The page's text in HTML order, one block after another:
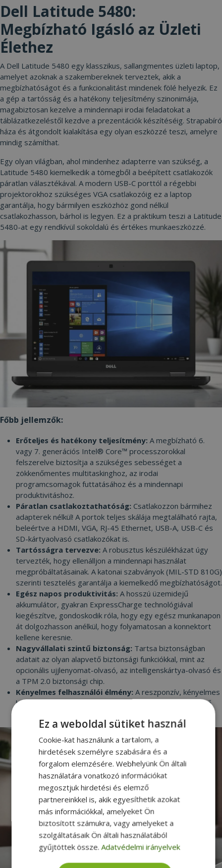
Dell Latitude 5480:
Megbízható Igásló az Üzleti
Élethez
A Dell Latitude 5480 egy klasszikus, sallangmentes üzleti laptop,
amelyet azoknak a szakembereknek terveztek, akik a
megbízhatóságot és a funkcionalitást mindenek fölé helyezik. Ez
a gép a tartósság és a hatékony teljesítmény szinonimája,
magabiztosan kezelve a mindennapi irodai feladatokat a
táblázatkezeléstől kezdve a prezentációk készítéséig. Strapabíró
háza és átgondolt kialakítása egy olyan eszközzé teszi, amelyre
mindig számíthat.
Egy olyan világban, ahol mindenhez adapterre van szükség, a
Latitude 5480 kiemelkedik a tömegből a beépített csatlakozók
páratlan választékával. A modern USB-C porttól a régebbi
projektorokhoz szükséges VGA csatlakozóig ez a laptop
garantálja, hogy bármilyen eszközhöz gond nélkül
csatlakozhasson, bárhol is legyen. Ez a praktikum teszi a Latitude
5480-at egy rendkívül sokoldalú és értékes munkaeszközzé.
Főbb jellemzők:
Erőteljes és hatékony teljesítmény: A megbízható 6.
vagy 7. generációs Intel® Core™ processzorokkal
felszerelve biztosítja a szükséges sebességet a
zökkenőmentes multitaskinghoz, az irodai
programcsomagok futtatásához és a mindennapi
produktivitáshoz.
Páratlan csatlakoztathatóság: Csatlakozzon bármihez
adapterek nélkül! A portok teljes skálája megtalálható rajta,
beleértve a HDMI, VGA, RJ-45 Ethernet, USB-A, USB-C és
SD-kártyaolvasó csatlakozókat is.
Tartósságra tervezve: A robusztus készülékházat úgy
tervezték, hogy ellenálljon a mindennapi használat
megpróbáltatásainak. A katonai szabványok (MIL-STD 810G)
szerinti tesztelés garantálja a kiemelkedő megbízhatóságot.
Egész napos produktivitás: A hosszú üzemidejű
akkumulátor, gyakran ExpressCharge technológiával
kiegészítve, gondoskodik róla, hogy egy egész munkanapon
át dolgozhasson anélkül, hogy folyamatosan a konnektort
kellene keresnie.
Nagyvállalati szintű biztonság: Tartsa biztonságban
adatait az olyan alapvető biztonsági funkciókkal, mint az
opcionális ujjlenyomat-olvasó, az intelligenskártya-olvasó és
a TPM 2.0 biztonsági chip.
Kényelmes felhasználói élmény: A reszponzív, kényelmes
billentyűzet és a 14 hüvelykes, tükröződésmentes kijelző
Ez a weboldal sütiket használ
Cookie-kat használunk a tartalom, a
hirdetések személyre szabására és a
forgalom elemzésére. Webhelyünk Ön általi
használatára vonatkozó információkat
megosztjuk hirdetési és elemző
partnereinkkel is, akik egyesíthetik azokat
más információkkal, amelyeket Ön
biztosított számukra, vagy amelyeket a
szolgáltatásaik Ön általi használatából
gyűjtöttek össze. Adatvédelmi irányelvek